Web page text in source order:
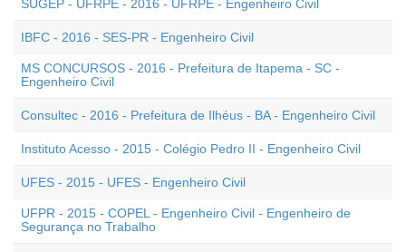
SUGEP - UFRPE - 2016 - UFRPE - Engenheiro Civil
IBFC - 2016 - SES-PR - Engenheiro Civil
MS CONCURSOS - 2016 - Prefeitura de Itapema - SC -
Engenheiro Civil
Consultec - 2016 - Prefeitura de Ilhéus - BA - Engenheiro Civil
Instituto Acesso - 2015 - Colégio Pedro II - Engenheiro Civil
UFES - 2015 - UFES - Engenheiro Civil
UFPR - 2015 - COPEL - Engenheiro Civil - Engenheiro de
Segurança no Trabalho